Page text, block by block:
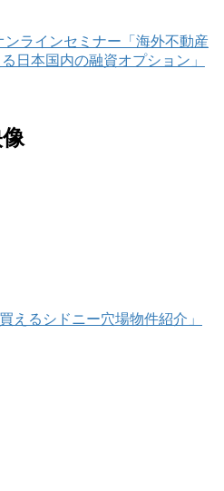
ンラインセミナー「海外不動産
日本国内の融資オプション」
えるシドニー穴場物件紹介」